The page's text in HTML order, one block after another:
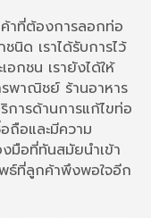
าที่ต้องการลอกท่อ
ด เราได้รับการไว้
กชน เรายังได้ให้
พาณิชย์ ร้านอาหาร
การด้านการแก้ไขท่อ
ถือและมีความ
มือที่ทันสมัยนำเข้า
พธ์ที่ลูกค้าพึงพอใจอีก